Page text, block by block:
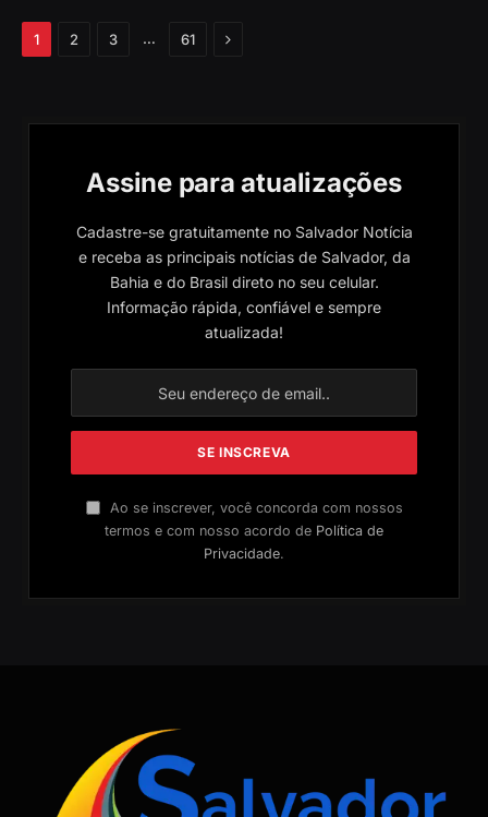
1 2 3 … 61 Próximo
Assine para atualizações
Cadastre-se gratuitamente no Salvador Notícia
e receba as principais notícias de Salvador, da
Bahia e do Brasil direto no seu celular.
Informação rápida, confiável e sempre
atualizada!
Ao se inscrever, você concorda com nossos
termos e com nosso acordo de Política de
Privacidade.